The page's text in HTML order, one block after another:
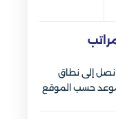
نصل إلى نطاق
حسب الموقع